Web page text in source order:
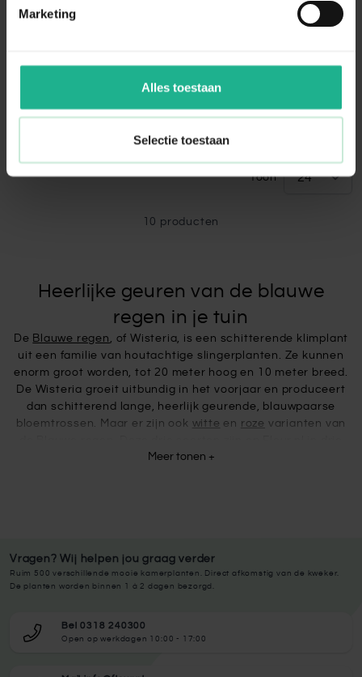
Marketing
Alles toestaan
Selectie toestaan
Wisteria Shiro Kapitan
350-400 cm € 219,95
Wisteria Prolific
Blauwe regen
350-400 cm € 219,95
Toon
10 producten
Heerlijke geuren van de blauwe
regen in je tuin
De Blauwe regen , of Wisteria, is een schitterende klimplant
uit een familie van houtachtige slingerplanten. Ze kunnen
enorm groot worden, tot 20 meter hoog en 10 meter breed.
De Wisteria groeit uitbundig in het voorjaar en produceert
dan schitterend lange, heerlijk geurende, blauwpaarse
bloemtrossen. Maar er zijn ook witte en roze varianten van
verschillende soorten en twee verschillende groottes te
exemplaren krijgen een dikke, uniek draaiende houten stam.
Kortom, een plaatje in de tuin!
De blauwe regen is een slingerplant en heeft daarom een
paal, boog of latjes op een muur zijn. Zet de Wisteria in de
zon of halfschaduw om de plant prachtig te laten bloeien.
Meer tonen +
Vragen? Wij helpen jou graag verder
Ruim 500 verschillende mooie kamerplanten. Direct afkomstig van de kweker.
De planten worden binnen 1 à 2 dagen bezorgd.
Bel 0318 240300
Open op werkdagen 10:00 - 17:00